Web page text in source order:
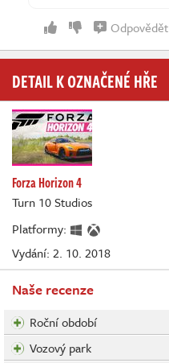
Odpovědět
DETAIL K OZNAČENÉ HŘE
Forza Horizon 4
Turn 10 Studios
Platformy:
Vydání: 2. 10. 2018
Naše recenze
Roční období
Vozový park